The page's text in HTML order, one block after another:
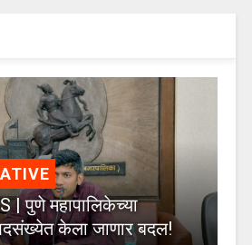
पुणे महापालिकेच्या
केला जाणार बदल!